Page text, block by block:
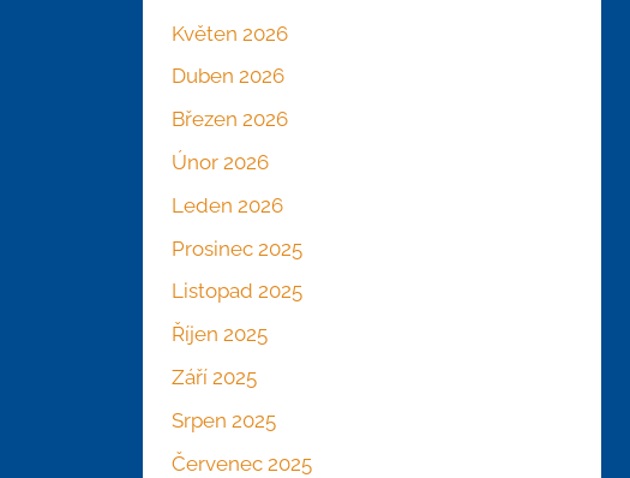
Květen 2026
Duben 2026
Březen 2026
Únor 2026
Leden 2026
Prosinec 2025
Listopad 2025
Říjen 2025
Září 2025
Srpen 2025
Červenec 2025